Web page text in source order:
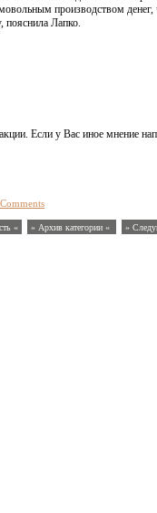
производством денег,
пояснила Лапко.
Если у Вас иное мнение
« » Архив категории « »